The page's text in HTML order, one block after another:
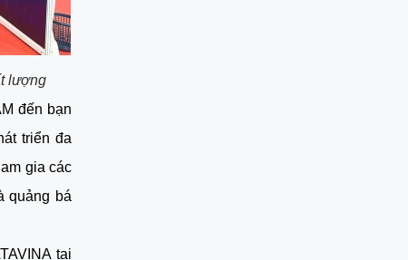
lượng
đến bạn
triển đa
gia các
quảng bá
tại